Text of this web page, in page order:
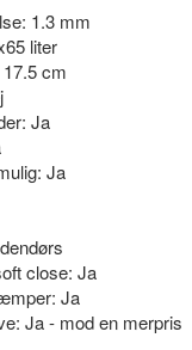
1.3 mm
liter
cm
Ja
Ja
close: Ja
Ja
Ja - mod en merpris